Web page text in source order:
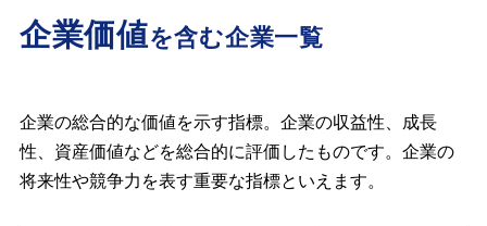
企業価値を含む企業一覧
企業の総合的な価値を示す指標。企業の収益性、成長
性、資産価値などを総合的に評価したものです。企業の
将来性や競争力を表す重要な指標といえます。